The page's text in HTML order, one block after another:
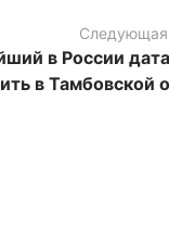
Следующая
в России
в Тамбовской